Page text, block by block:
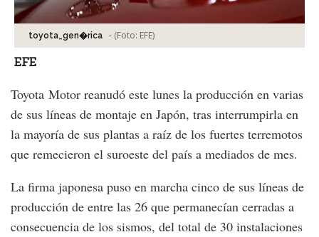
toyota_gen�rica - (Foto: EFE)
EFE
Toyota Motor reanudó este lunes la producción en varias
de sus líneas de montaje en Japón, tras interrumpirla en
la mayoría de sus plantas a raíz de los fuertes terremotos
que remecieron el suroeste del país a mediados de mes.
La firma japonesa puso en marcha cinco de sus líneas de
producción de entre las 26 que permanecían cerradas a
consecuencia de los sismos, del total de 30 instalaciones